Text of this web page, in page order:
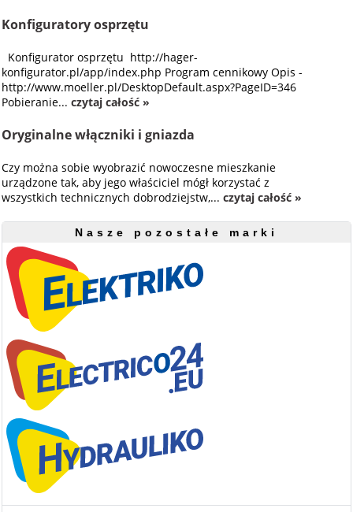
Konfiguratory osprzętu
Konfigurator osprzętu http://hager-
konfigurator.pl/app/index.php Program cennikowy Opis -
http://www.moeller.pl/DesktopDefault.aspx?PageID=346
Pobieranie...czytaj całość »
Oryginalne włączniki i gniazda
Czy można sobie wyobrazić nowoczesne mieszkanie
urządzone tak, aby jego właściciel mógł korzystać z
wszystkich technicznych dobrodziejstw,...czytaj całość »
Nasze pozostałe marki